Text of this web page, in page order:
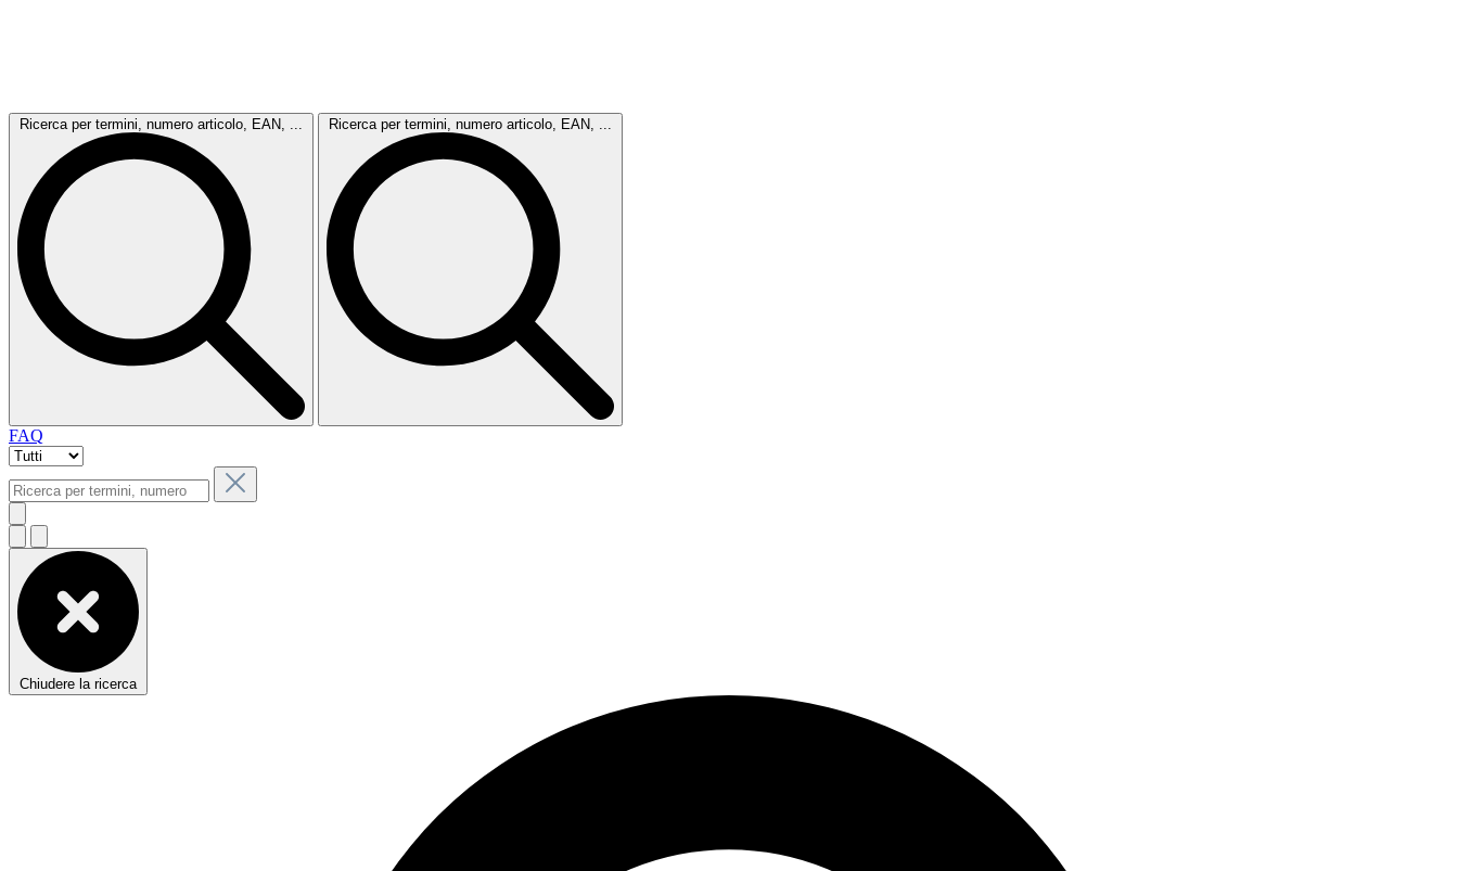
Ricerca per termini, numero articolo, EAN, ... Ricerca per termini, numero articolo, EAN, ...
FAQ
Chiudere la ricerca